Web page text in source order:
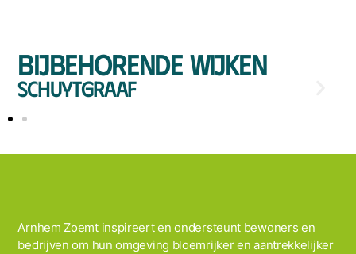
Bijbehorende wijken
Arnhem Zoemt inspireert en ondersteunt bewoners en
bedrijven om hun omgeving bloemrijker en aantrekkelijker